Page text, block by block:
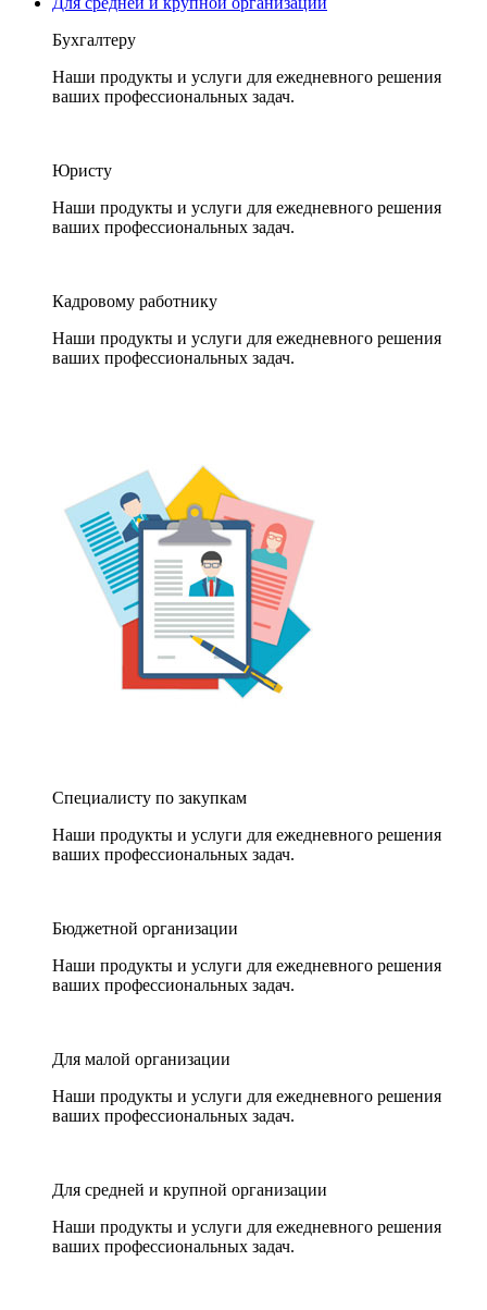
Бухгалтеру
Наши продукты и услуги для ежедневного решения
ваших профессиональных задач.
Юристу
Наши продукты и услуги для ежедневного решения
ваших профессиональных задач.
Кадровому работнику
Наши продукты и услуги для ежедневного решения
ваших профессиональных задач.
Специалисту по закупкам
Наши продукты и услуги для ежедневного решения
ваших профессиональных задач.
Бюджетной организации
Наши продукты и услуги для ежедневного решения
ваших профессиональных задач.
Для малой организации
Наши продукты и услуги для ежедневного решения
ваших профессиональных задач.
Для средней и крупной организации
Наши продукты и услуги для ежедневного решения
ваших профессиональных задач.